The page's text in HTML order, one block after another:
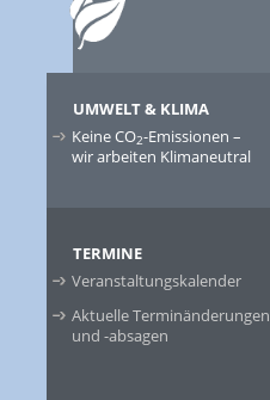
UMWELT & KLIMA
Keine CO2-Emissionen –
wir arbeiten Klimaneutral
TERMINE
Veranstaltungskalender
Aktuelle Terminänderungen
und -absagen